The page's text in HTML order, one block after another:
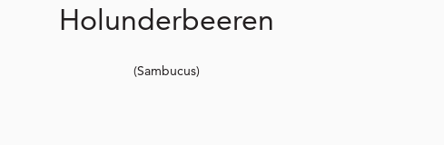
Holunderbeeren
(Sambucus)